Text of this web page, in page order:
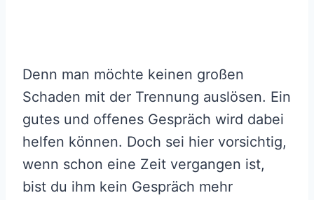
Denn man möchte keinen großen
Schaden mit der Trennung auslösen. Ein
gutes und offenes Gespräch wird dabei
helfen können. Doch sei hier vorsichtig,
wenn schon eine Zeit vergangen ist,
bist du ihm kein Gespräch mehr